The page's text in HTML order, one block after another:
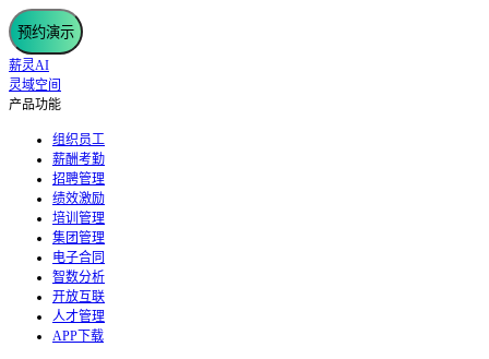
预约演示
薪灵AI
灵域空间
产品功能
组织员工
薪酬考勤
招聘管理
绩效激励
培训管理
集团管理
电子合同
智数分析
开放互联
人才管理
APP下载